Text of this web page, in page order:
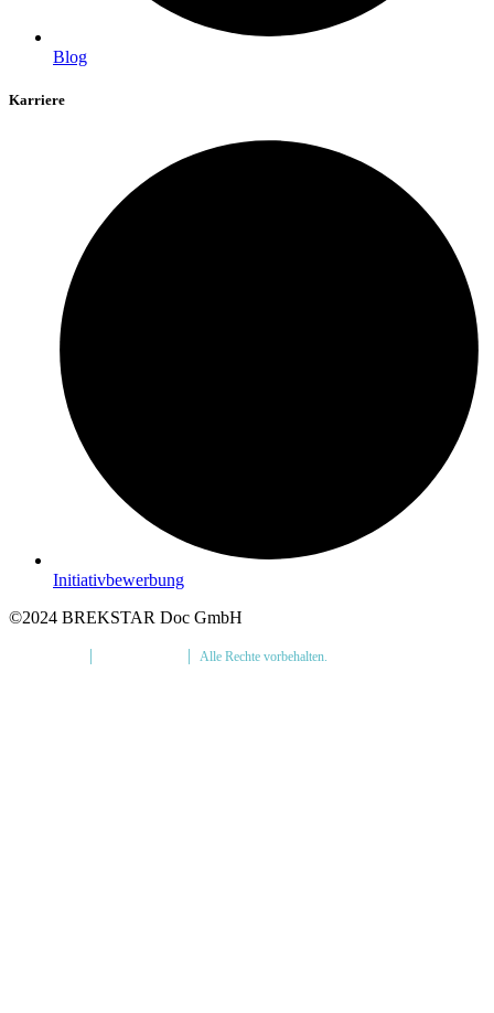
Blog
Karriere
Initiativbewerbung
©2024 BREKSTAR Doc GmbH
| | Alle Rechte vorbehalten.